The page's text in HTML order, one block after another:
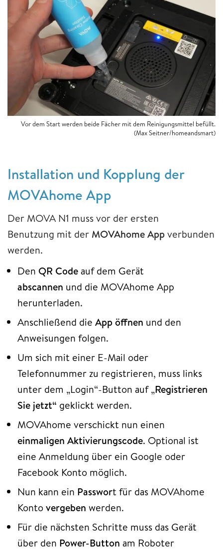
Vor dem Start werden beide Fächer mit dem Reinigungsmittel befüllt.
(Max Seitner/homeandsmart)
Installation und Kopplung der
MOVAhome App
Der MOVA N1 muss vor der ersten
Benutzung mit der MOVAhome Appverbunden
werden.
Den QR Code auf dem Gerät
abscannen und die MOVAhome App
herunterladen.
Anschließend die App öffnen und den
Anweisungen folgen.
Um sich mit einer E-Mail oder
Telefonnummer zu registrieren, muss links
unter dem „Login“-Button auf „Registrieren
Sie jetzt“ geklickt werden.
MOVAhome verschickt nun einen
einmaligen Aktivierungscode. Optional ist
eine Anmeldung über ein Google oder
Facebook Konto möglich.
Nun kann ein Passwort für das MOVAhome
Kontovergeben werden.
Für die nächsten Schritte muss das Gerät
über den Power-Button am Roboter